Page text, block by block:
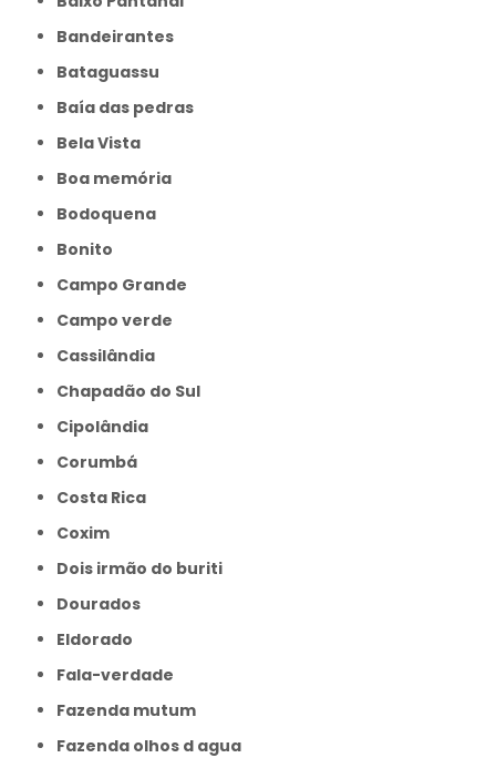
Bandeirantes
Bataguassu
Baía das pedras
Bela Vista
Boa memória
Bodoquena
Bonito
Campo Grande
Campo verde
Cassilândia
Chapadão do Sul
Cipolândia
Corumbá
Costa Rica
Coxim
Dois irmão do buriti
Dourados
Eldorado
Fala-verdade
Fazenda mutum
Fazenda olhos d agua